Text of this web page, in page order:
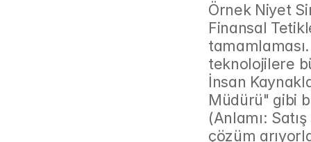
Örnek Niyet
Finansal
teknolojilere
İnsan
Müdürü" gibi
(Anlamı:
çözüm